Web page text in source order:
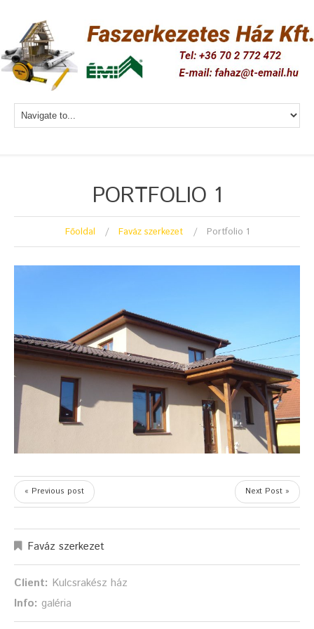
PORTFOLIO 1
Főoldal Faváz szerkezet Portfolio 1
« Previous post Next Post »
Faváz szerkezet
Client: Kulcsrakész ház
Info: galéria